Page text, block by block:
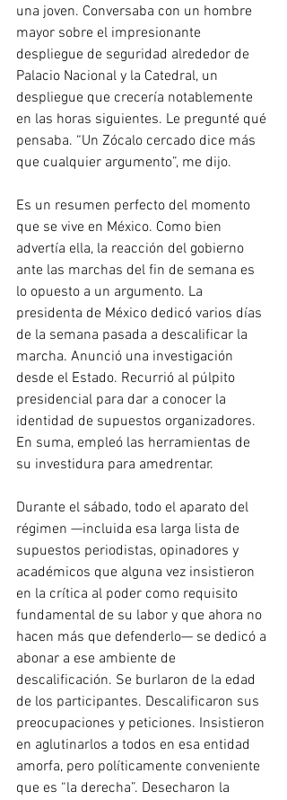
una joven. Conversaba con un hombre
mayor sobre el impresionante
despliegue de seguridad alrededor de
Palacio Nacional y la Catedral, un
despliegue que crecería notablemente
en las horas siguientes. Le pregunté qué
pensaba. “Un Zócalo cercado dice más
que cualquier argumento”, me dijo.
Es un resumen perfecto del momento
que se vive en México. Como bien
advertía ella, la reacción del gobierno
ante las marchas del fin de semana es
lo opuesto a un argumento. La
presidenta de México dedicó varios días
de la semana pasada a descalificar la
marcha. Anunció una investigación
desde el Estado. Recurrió al púlpito
presidencial para dar a conocer la
identidad de supuestos organizadores.
En suma, empleó las herramientas de
su investidura para amedrentar.
Durante el sábado, todo el aparato del
régimen —incluida esa larga lista de
supuestos periodistas, opinadores y
académicos que alguna vez insistieron
en la crítica al poder como requisito
fundamental de su labor y que ahora no
hacen más que defenderlo— se dedicó a
abonar a ese ambiente de
descalificación. Se burlaron de la edad
de los participantes. Descalificaron sus
preocupaciones y peticiones. Insistieron
en aglutinarlos a todos en esa entidad
amorfa, pero políticamente conveniente
que es “la derecha”. Desecharon la